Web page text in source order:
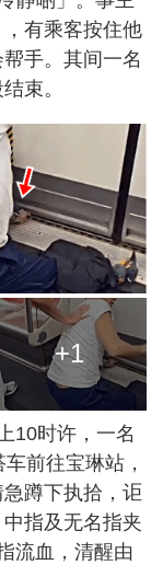
有乘客按住他
手。其间一名
束。
+1
10时许，一名
前往宝琳站，
蹲下执拾，讵
指及无名指夹
流血，清醒由